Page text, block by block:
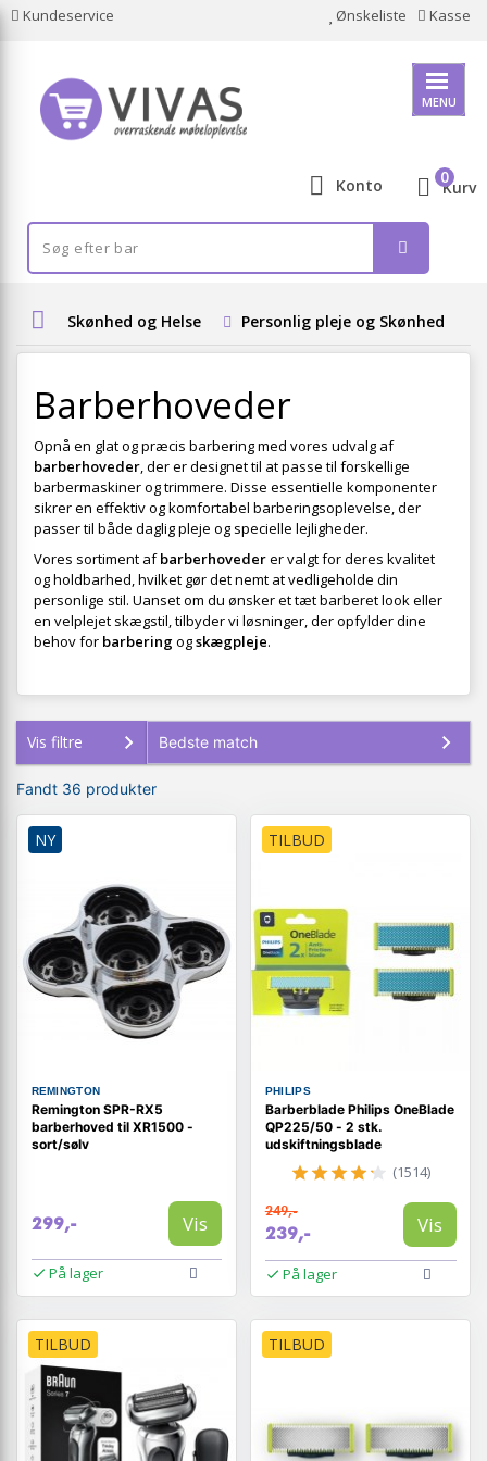
Kundeservice Ønskeliste Kasse
MENU
Konto Kurv
0
Skønhed og Helse Personlig pleje og Skønhed
Barberhoveder
Opnå en glat og præcis barbering med vores udvalg af
barberhoveder, der er designet til at passe til forskellige
barbermaskiner og trimmere. Disse essentielle komponenter
sikrer en effektiv og komfortabel barberingsoplevelse, der
passer til både daglig pleje og specielle lejligheder.
Vores sortiment afbarberhovederer valgt for deres kvalitet
og holdbarhed, hvilket gør det nemt at vedligeholde din
personlige stil. Uanset om du ønsker et tæt barberet look eller
en velplejet skægstil, tilbyder vi løsninger, der opfylder dine
behov for barberingogskægpleje.
Vis filtre
Fandt 36 produkter
NY
REMINGTON
Remington SPR-RX5
barberhoved til XR1500 -
sort/sølv
299,- Vis
På lager
TILBUD
PHILIPS
Barberblade Philips OneBlade
QP225/50 - 2 stk.
udskiftningsblade
(1514)
249,-
239,- Vis
På lager
TILBUD TILBUD